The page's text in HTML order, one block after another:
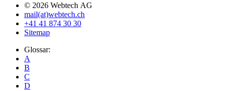
© 2026 Webtech AG
mail(at)webtech.ch
+41 41 874 30 30
Sitemap
Glossar:
A
B
C
D